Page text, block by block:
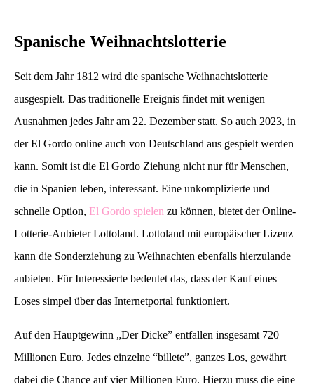
Spanische Weihnachtslotterie
Seit dem Jahr 1812 wird die spanische Weihnachtslotterie
ausgespielt. Das traditionelle Ereignis findet mit wenigen
Ausnahmen jedes Jahr am 22. Dezember statt. So auch 2023, in
der El Gordo online auch von Deutschland aus gespielt werden
kann. Somit ist die El Gordo Ziehung nicht nur für Menschen,
die in Spanien leben, interessant. Eine unkomplizierte und
schnelle Option, El Gordo spielen zu können, bietet der Online-
Lotterie-Anbieter Lottoland. Lottoland mit europäischer Lizenz
kann die Sonderziehung zu Weihnachten ebenfalls hierzulande
anbieten. Für Interessierte bedeutet das, dass der Kauf eines
Loses simpel über das Internetportal funktioniert.
Auf den Hauptgewinn „Der Dicke” entfallen insgesamt 720
Millionen Euro. Jedes einzelne “billete”, ganzes Los, gewährt
dabei die Chance auf vier Millionen Euro. Hierzu muss die eine